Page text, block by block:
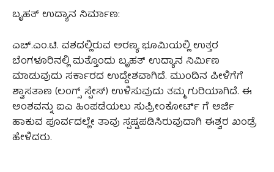
ಬೃಹತ್ ಉದ್ಯಾನ ನಿರ್ಮಾಣ:
ಎಚ್.ಎಂ.ಟಿ. ವಶದಲ್ಲಿರುವ ಅರಣ್ಯ ಭೂಮಿಯಲ್ಲಿ ಉತ್ತರ
ಬೆಂಗಳೂರಿನಲ್ಲಿ ಮತ್ತೊಂದು ಬೃಹತ್ ಉದ್ಯಾನ ನಿರ್ಮಿಣ
ಮಾಡುವುದು ಸರ್ಕಾರದ ಉದ್ದೇಶವಾಗಿದೆ. ಮುಂದಿನ ಪೀಳಿಗೆಗೆ
ಶ್ವಾಸತಾಣ (ಲಂಗ್ಸ್ ಸ್ಪೇಸ್) ಉಳಿಸುವುದು ತಮ್ಮ ಗುರಿಯಾಗಿದೆ. ಈ
ಅಂಶವನ್ನು ಐಎ ಹಿಂಪಡೆಯಲು ಸುಪ್ರೀಂಕೋರ್ಟ್ ಗೆ ಅರ್ಜಿ
ಹಾಕುವ ಪೂರ್ವದಲ್ಲೇ ತಾವು ಸ್ಪಷ್ಟಪಡಿಸಿರುವುದಾಗಿ ಈಶ್ವರ ಖಂಡ್ರೆ
ಹೇಳಿದರು.